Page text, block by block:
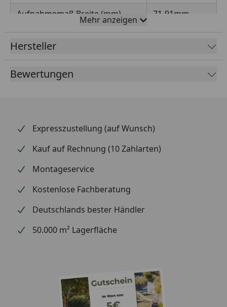
Aufnahmemaß Breite (mm)
71-91mm
Höhe (mm)
150,00 mm
Kopfform Pfostenträger
Mehr anzeigen
Hersteller
Bewertungen
Expresszustellung (auf Wunsch)
Kauf auf Rechnung (10 Zahlarten)
Montageservice
Kostenlose Fachberatung
Deutschlands bester Händler
50.000 m² Lagerfläche